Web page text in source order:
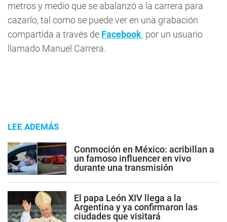
metros y medio que se abalanzó a la carrera para
cazarlo, tal como se puede ver en una grabación
compartida a través de Facebook por un usuario
llamado Manuel Carrera.
LEE ADEMÁS
Conmoción en México: acribillan a
un famoso influencer en vivo
durante una transmisión
El papa León XIV llega a la
Argentina y ya confirmaron las
ciudades que visitará